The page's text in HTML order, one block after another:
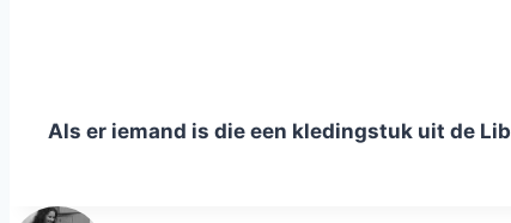
Als er iemand is die een kledingstuk uit de